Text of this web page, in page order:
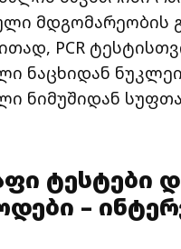
მდგომარეობის
PCR
ნაცხიდან
ნიმუშიდან
ტესტები
–